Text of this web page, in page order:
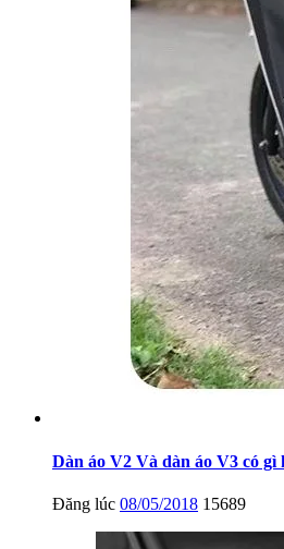
Dàn áo V2 Và dàn áo V3 có gì
Đăng lúc 08/05/2018 15689